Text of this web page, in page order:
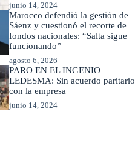
junio 14, 2024
Marocco defendió la gestión de
Sáenz y cuestionó el recorte de
fondos nacionales: “Salta sigue
funcionando”
agosto 6, 2026
PARO EN EL INGENIO
LEDESMA: Sin acuerdo paritario
con la empresa
junio 14, 2024